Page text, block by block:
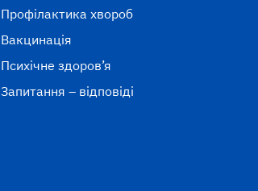
Профілактика хвороб
Вакцинація
Психічне здоров’я
Запитання – відповіді